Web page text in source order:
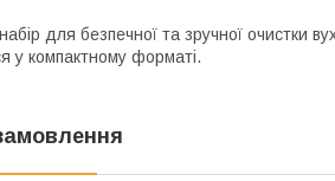
для безпечної та зручної очистки
у компактному форматі.